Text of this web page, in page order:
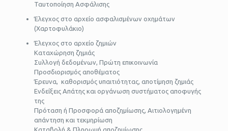
Ταυτοποίηση Ασφάλισης
Έλεγχος στο αρχείο ασφαλισμένων οχημάτων
(Χαρτοφυλάκιο)
Έλεγχος στο αρχείο ζημιών
Καταχώρηση ζημιάς
Συλλογή δεδομένων, Πρώτη επικοινωνία
Προσδιορισμός αποθέματος
Έρευνα, καθορισμός υπαιτιότητας, αποτίμηση ζημιάς
Ενδείξεις Απάτης και οργάνωση συστήματος αποφυγής
της
Πρόταση ή Προσφορά αποζημίωσης, Αιτιολογημένη
απάντηση και τεκμηρίωση
Καταβολή & Πληρωμή αποζημίωσης